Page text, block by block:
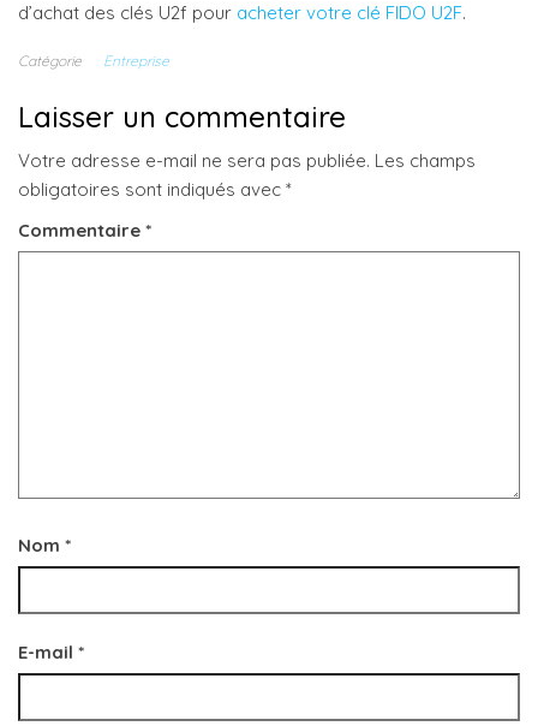
d’achat des clés U2f pour acheter votre clé FIDO U2F.
Catégorie Entreprise
Laisser un commentaire
Votre adresse e-mail ne sera pas publiée. Les champs
obligatoires sont indiqués avec *
Commentaire *
Nom *
E-mail *